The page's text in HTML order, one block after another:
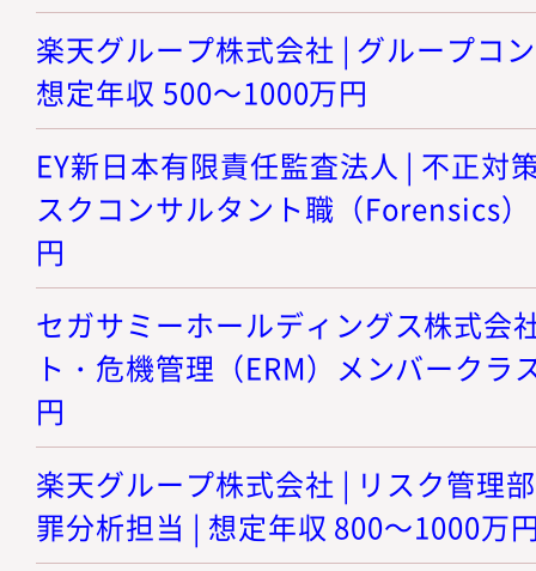
楽天グループ株式会社 | グループコ
想定年収 500～1000万円
EY新日本有限責任監査法人 | 不正対
スクコンサルタント職（Forensics
円
セガサミーホールディングス株式会
ト・危機管理（ERM）メンバークラ
円
楽天グループ株式会社 | リスク管理
罪分析担当 | 想定年収 800～1000万